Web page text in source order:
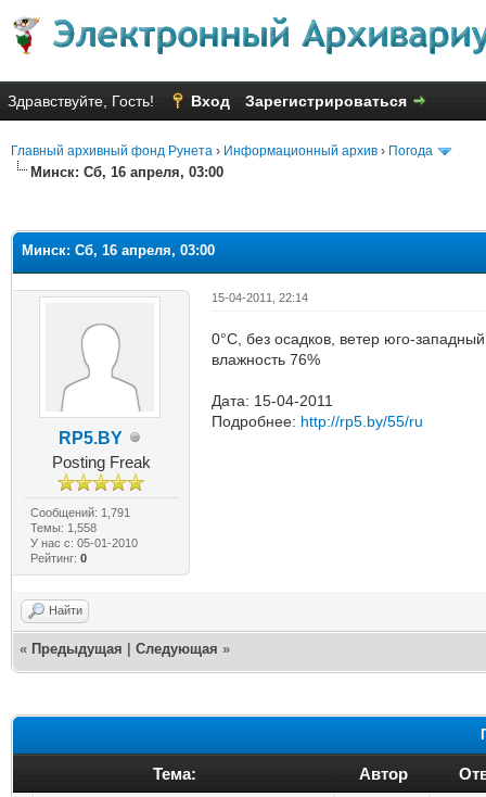
Здравствуйте, Гость! Вход Зарегистрироваться
Главный архивный фонд Рунета › Информационный архив › Погода
Минск: Сб, 16 апреля, 03:00
Минск: Сб, 16 апреля, 03:00
RP5.BY
Posting Freak
Сообщений: 1,791
Темы: 1,558
У нас с: 05-01-2010
Рейтинг: 0
15-04-2011, 22:14
0°C, без осадков, ветер юго-
влажность 76%
Дата: 15-04-2011
Подробнее: http://rp5.by/55/ru
Найти
« Предыдущая Следующая »
Тема: Автор